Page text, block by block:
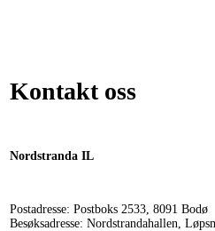
Kontakt oss
Nordstranda IL
Postadresse: Postboks 2533, 8091 Bodø
Besøksadresse: Nordstrandahallen,